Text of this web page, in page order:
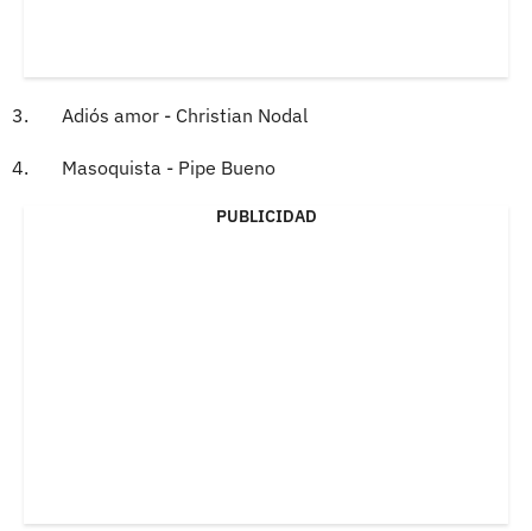
3. Adiós amor - Christian Nodal
4. Masoquista - Pipe Bueno
PUBLICIDAD